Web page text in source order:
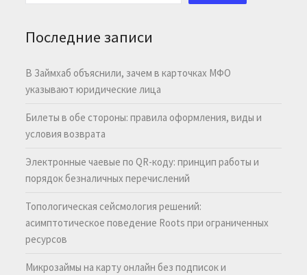
Последние записи
В Займхаб объяснили, зачем в карточках МФО
указывают юридические лица
Билеты в обе стороны: правила оформления, виды и
условия возврата
Электронные чаевые по QR-коду: принцип работы и
порядок безналичных перечислений
Топологическая сейсмология решений:
асимптотическое поведение Roots при ограниченных
ресурсов
Микрозаймы на карту онлайн без подписок и